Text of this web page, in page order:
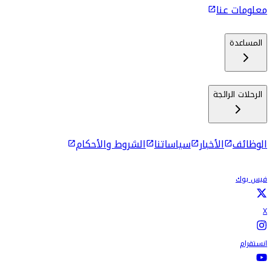
معلومات عنا
المساعدة
الرحلات الرائجة
الوظائف الأخبار سياساتنا الشروط والأحكام
فيس بوك
X
انستقرام